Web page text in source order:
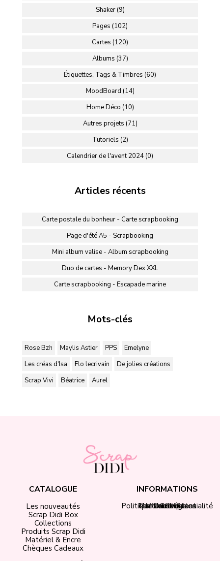
Shaker (9)
Pages (102)
Cartes (120)
Albums (37)
Étiquettes, Tags & Timbres (60)
MoodBoard (14)
Home Déco (10)
Autres projets (71)
Tutoriels (2)
Calendrier de l'avent 2024 (0)
Articles récents
Carte postale du bonheur - Carte scrapbooking
Page d'été A5 - Scrapbooking
Mini album valise - Album scrapbooking
Duo de cartes - Memory Dex XXL
Carte scrapbooking - Escapade marine
Mots-clés
Rose Bzh Maylis Astier PPS
Emelyne
Les créas d'Isa
Flo lecrivain
De jolies créations
Scrap Vivi
Béatrice Aurel
CATALOGUE
Les nouveautés
Scrap Didi Box
Collections
Produits Scrap Didi
Matériel & Encre
Chèques Cadeaux
INFORMATIONS
Contact
Mon compte
CGV
Politique de confidentialité
Mentions légales
Tarifs de livraison